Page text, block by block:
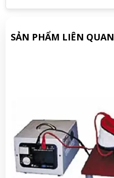
SẢN PHẨM LIÊN QUAN